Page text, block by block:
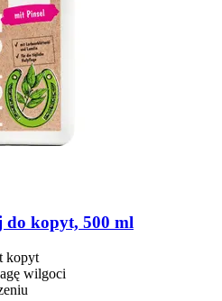
do kopyt, 500 ml
kopyt
wilgoci